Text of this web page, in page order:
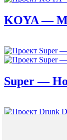
KOYA —
Super —